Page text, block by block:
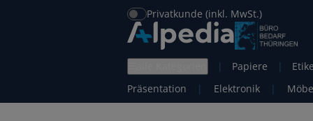
Privatkunde (inkl. MwSt.)
| Papiere |
Präsentation
| Elektronik |